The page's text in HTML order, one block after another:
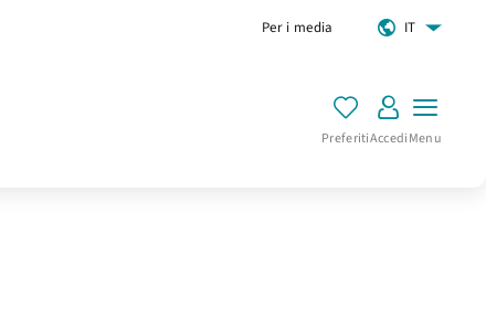
Per i media IT
PreferitiAccediMenu